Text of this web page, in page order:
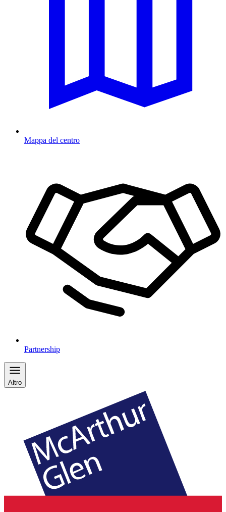
Mappa del centro
Partnership
Altro